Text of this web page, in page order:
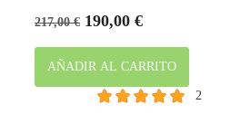
Precio
base
217,00 € Precio
190,00 €
AÑADIR AL CARRITO
2